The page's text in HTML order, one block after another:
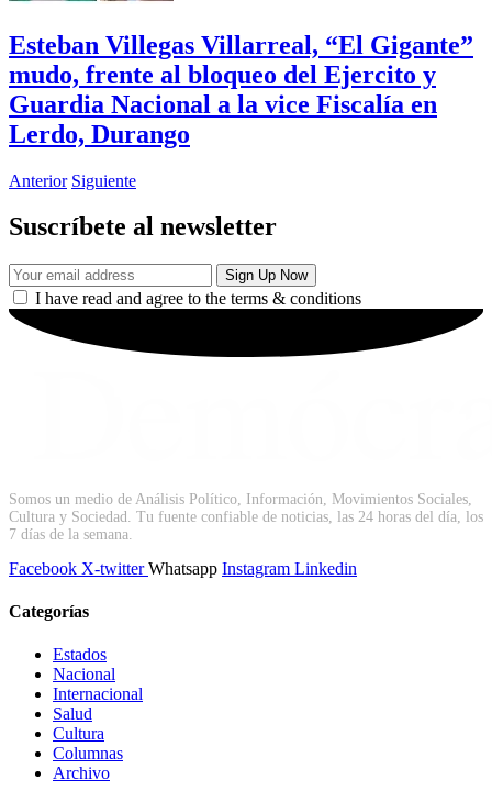
Esteban Villegas Villarreal, “El Gigante”
mudo, frente al bloqueo del Ejercito y
Guardia Nacional a la vice Fiscalía en
Lerdo, Durango
Anterior Siguiente
Suscríbete al newsletter
I have read and agree to the terms & conditions
Somos un medio de Análisis Político, Información, Movimientos Sociales,
Cultura y Sociedad. Tu fuente confiable de noticias, las 24 horas del día, los
7 días de la semana.
Facebook X-twitter Whatsapp Instagram Linkedin
Categorías
Estados
Nacional
Internacional
Salud
Cultura
Archivo